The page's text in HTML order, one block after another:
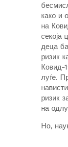
како и
на
секоја
деца
ризик
Ковид-
луѓе.
ризик
на
Но,